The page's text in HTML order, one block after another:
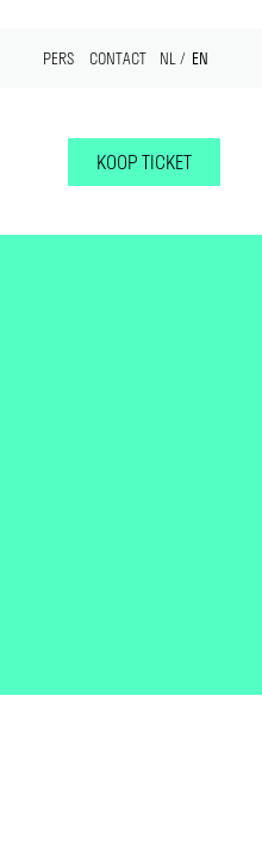
PERS CONTACT NL EN
KOOP TICKET